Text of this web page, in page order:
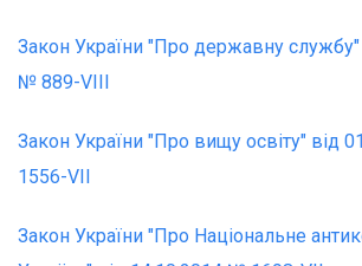
Закон України "Про державну службу"
№ 889-VIII
Закон України "Про вищу освіту" від
1556-VII
Закон України "Про Національне